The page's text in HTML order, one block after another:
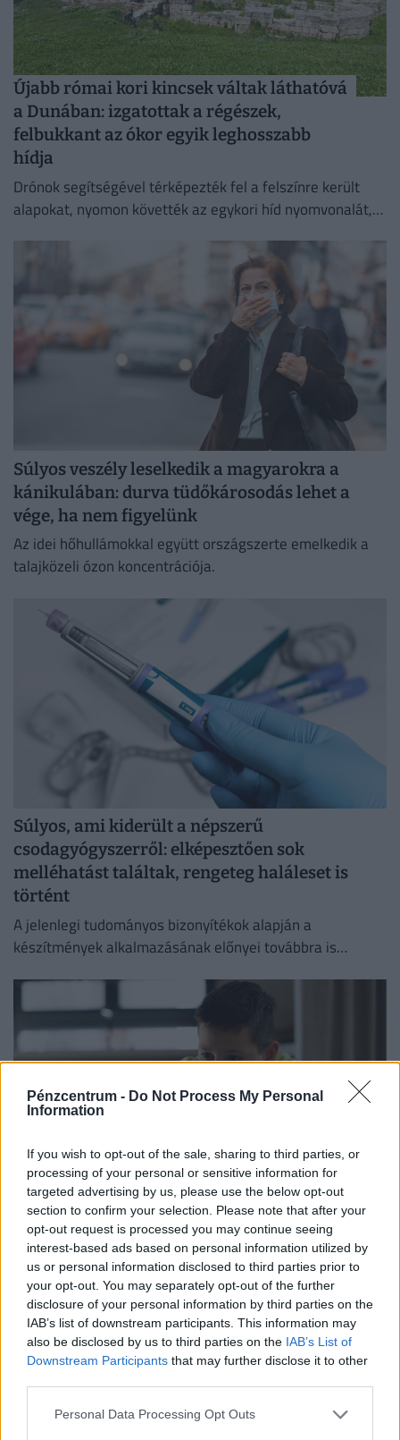
Pénzcentrum - Do Not Process My Personal
Information
If you wish to opt-out of the sale, sharing to third parties, or
processing of your personal or sensitive information for
targeted advertising by us, please use the below opt-out
section to confirm your selection. Please note that after your
opt-out request is processed you may continue seeing
interest-based ads based on personal information utilized by
us or personal information disclosed to third parties prior to
your opt-out. You may separately opt-out of the further
disclosure of your personal information by third parties on the
IAB’s list of downstream participants. This information may
also be disclosed by us to third parties on the IAB’s List of
Downstream Participants that may further disclose it to other
Personal Data Processing Opt Outs
Újabb római kori kincsek váltak láthatóvá
a Dunában: izgatottak a régészek,
felbukkant az ókor egyik leghosszabb
hídja
Drónok segítségével térképezték fel a felszínre került
alapokat, nyomon követték az egykori híd nyomvonalát,
Súlyos veszély leselkedik a magyarokra a
kánikulában: durva tüdőkárosodás lehet a
vége, ha nem figyelünk
Az idei hőhullámokkal együtt országszerte emelkedik a
talajközeli ózon koncentrációja.
Súlyos, ami kiderült a népszerű
csodagyógyszerről: elképesztően sok
melléhatást találtak, rengeteg haláleset is
történt
A jelenlegi tudományos bizonyítékok alapján a
készítmények alkalmazásának előnyei továbbra is
Sokkoló, mit művel a testünkkel a mindennapi
mobilozás: észre sem vesszük, és máris kész a
baj
Egyre több figyelem irányul arra, hogy a folyamatos
képernyőhasználat milyen apró változásokat idézhet elő
a szervezetben.